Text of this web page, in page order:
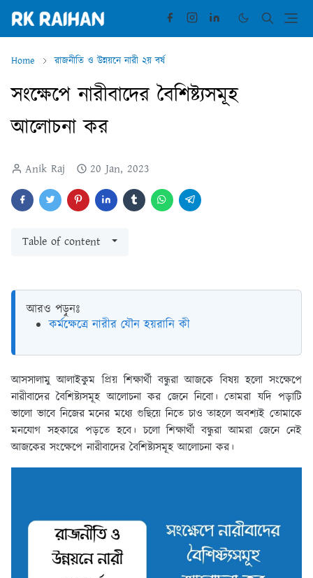
Home রাজনীতি ও উন্নয়নে নারী ২য় বর্ষ
সংক্ষেপে নারীবাদের বৈশিষ্ট্যসমূহ
আলোচনা কর
Anik Raj 20 Jan, 2023
Table of content
আরও পড়ুনঃ
কর্মক্ষেত্রে নারীর যৌন হয়রানি কী
আসসালামু আলাইকুম প্রিয় শিক্ষার্থী বন্ধুরা আজকে বিষয় হলো সংক্ষেপে
নারীবাদের বৈশিষ্ট্যসমূহ আলোচনা কর জেনে নিবো। তোমরা যদি পড়াটি
ভালো ভাবে নিজের মনের মধ্যে গুছিয়ে নিতে চাও তাহলে অবশ্যই তোমাকে
মনযোগ সহকারে পড়তে হবে। চলো শিক্ষার্থী বন্ধুরা আমরা জেনে নেই
আজকের সংক্ষেপে নারীবাদের বৈশিষ্ট্যসমূহ আলোচনা কর।